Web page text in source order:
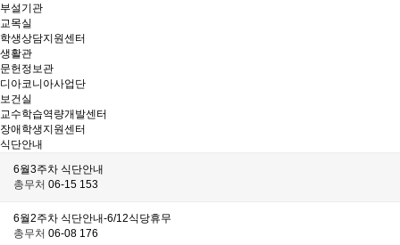
부설기관
교목실
학생상담지원센터
생활관
문헌정보관
디아코니아사업단
보건실
교수학습역량개발센터
장애학생지원센터
식단안내
6월3주차 식단안내
총무처 06-15 153
6월2주차 식단안내-6/12식당휴무
총무처 06-08 176